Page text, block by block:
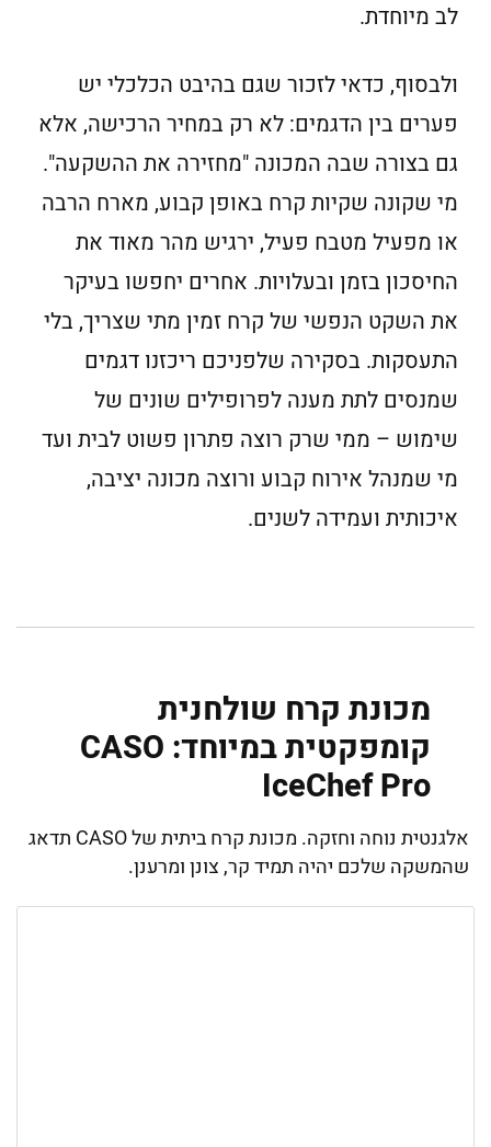
לב מיוחדת.
ולבסוף, כדאי לזכור שגם בהיבט הכלכלי יש
פערים בין הדגמים: לא רק במחיר הרכישה, אלא
גם בצורה שבה המכונה "מחזירה את ההשקעה".
מי שקונה שקיות קרח באופן קבוע, מארח הרבה
או מפעיל מטבח פעיל, ירגיש מהר מאוד את
החיסכון בזמן ובעלויות. אחרים יחפשו בעיקר
את השקט הנפשי של קרח זמין מתי שצריך, בלי
התעסקות. בסקירה שלפניכם ריכזנו דגמים
שמנסים לתת מענה לפרופילים שונים של
שימוש – ממי שרק רוצה פתרון פשוט לבית ועד
מי שמנהל אירוח קבוע ורוצה מכונה יציבה,
איכותית ועמידה לשנים.
מכונת קרח שולחנית
קומפקטית במיוחד: CASO
IceChef Pro
אלגנטית נוחה וחזקה. מכונת קרח ביתית של CASO תדאג
שהמשקה שלכם יהיה תמיד קר, צונן ומרענן.